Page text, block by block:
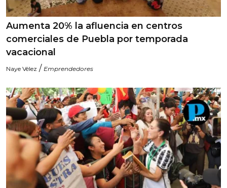
Aumenta 20% la afluencia en centros
comerciales de Puebla por temporada
vacacional
Naye Vélez / Emprendedores